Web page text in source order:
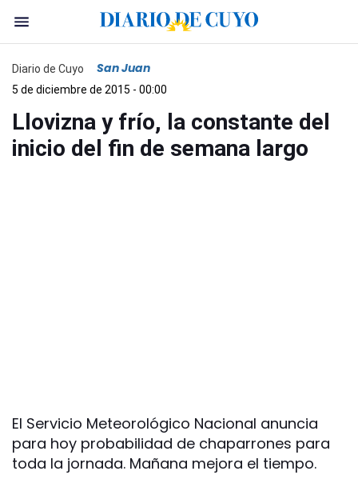
Diario de Cuyo San Juan
5 de diciembre de 2015 - 00:00
Llovizna y frío, la constante del
inicio del fin de semana largo
El Servicio Meteorológico Nacional anuncia
para hoy probabilidad de chaparrones para
toda la jornada. Mañana mejora el tiempo.